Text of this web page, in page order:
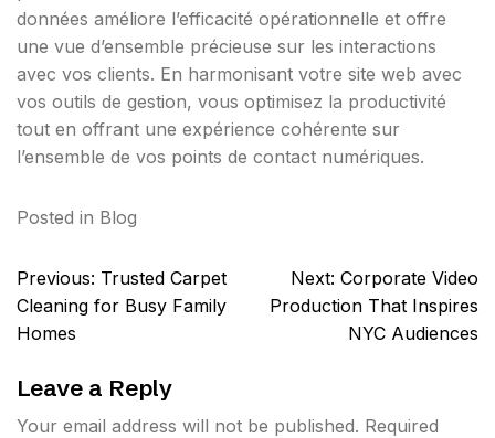
données améliore l’efficacité opérationnelle et offre
une vue d’ensemble précieuse sur les interactions
avec vos clients. En harmonisant votre site web avec
vos outils de gestion, vous optimisez la productivité
tout en offrant une expérience cohérente sur
l’ensemble de vos points de contact numériques.
Posted in Blog
Post
navigation
Previous: Trusted Carpet
Cleaning for Busy Family
Homes
Next: Corporate Video
Production That Inspires
NYC Audiences
Leave a Reply
Your email address will not be published. Required